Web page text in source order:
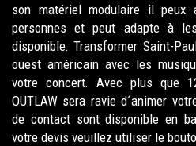
son matériel modulaire il peux
personnes et peut adapte à
disponible. Transformer Saint-
ouest américain avec les
votre concert. Avec plus que
OUTLAW sera ravie d´animer
de contact sont disponible en
votre devis veuillez utiliser le